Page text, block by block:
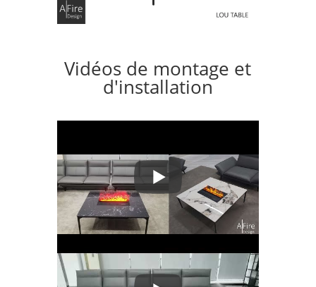
Vidéos de montage et
d'installation